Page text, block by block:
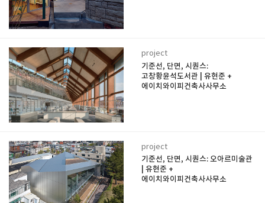
project
기준선, 단면, 시퀀스:
고창황윤석도서관 | 유현준 +
에이치와이피건축사사무소
project
기준선, 단면, 시퀀스: 오아르미술관
| 유현준 +
에이치와이피건축사사무소